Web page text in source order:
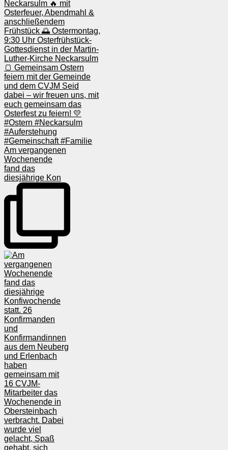
Am vergangenen
Wochenende
fand das
diesjährige Kon